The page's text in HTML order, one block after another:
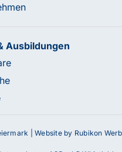
Ausbildungen
|Website by Rubikon